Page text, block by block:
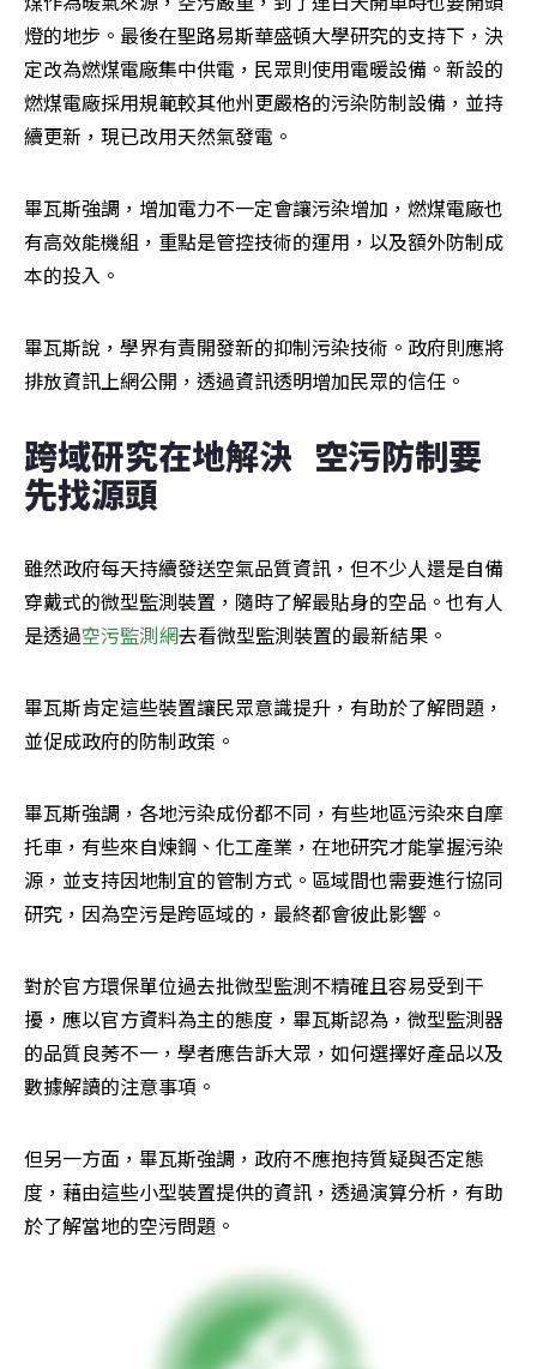
燈的地步。最後在聖路易斯華盛頓大學研究的支持下，決
定改為燃煤電廠集中供電，民眾則使用電暖設備。新設的
燃煤電廠採用規範較其他州更嚴格的污染防制設備，並持
續更新，現已改用天然氣發電。
畢瓦斯強調，增加電力不一定會讓污染增加，燃煤電廠也
有高效能機組，重點是管控技術的運用，以及額外防制成
本的投入。
畢瓦斯說，學界有責開發新的抑制污染技術。政府則應將
排放資訊上網公開，透過資訊透明增加民眾的信任。
跨域研究在地解決   空污防制要
先找源頭
雖然政府每天持續發送空氣品質資訊，但不少人還是自備
穿戴式的微型監測裝置，隨時了解最貼身的空品。也有人
是透過空污監測網去看微型監測裝置的最新結果。
畢瓦斯肯定這些裝置讓民眾意識提升，有助於了解問題，
並促成政府的防制政策。
畢瓦斯強調，各地污染成份都不同，有些地區污染來自摩
托車，有些來自煉鋼、化工產業，在地研究才能掌握污染
源，並支持因地制宜的管制方式。區域間也需要進行協同
研究，因為空污是跨區域的，最終都會彼此影響。
對於官方環保單位過去批微型監測不精確且容易受到干
擾，應以官方資料為主的態度，畢瓦斯認為，微型監測器
的品質良莠不一，學者應告訴大眾，如何選擇好產品以及
數據解讀的注意事項。
但另一方面，畢瓦斯強調，政府不應抱持質疑與否定態
度，藉由這些小型裝置提供的資訊，透過演算分析，有助
於了解當地的空污問題。